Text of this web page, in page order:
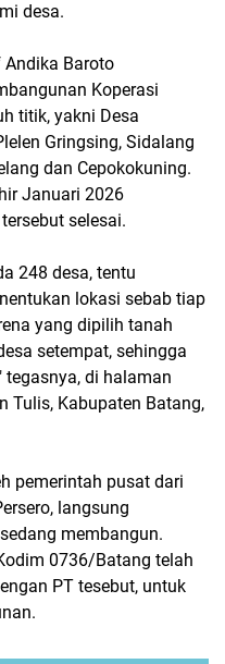
desa.
Baroto
Koperasi
titik, yakni Desa
Gringsing, Sidalang
dan Cepokokuning.
Januari 2026
selesai.
248 desa, tentu
lokasi sebab tiap
yang dipilih tanah
setempat, sehingga
di halaman
Tulis, Kabupaten Batang,
pemerintah pusat dari
langsung
membangun.
0736/Batang telah
PT tesebut, untuk